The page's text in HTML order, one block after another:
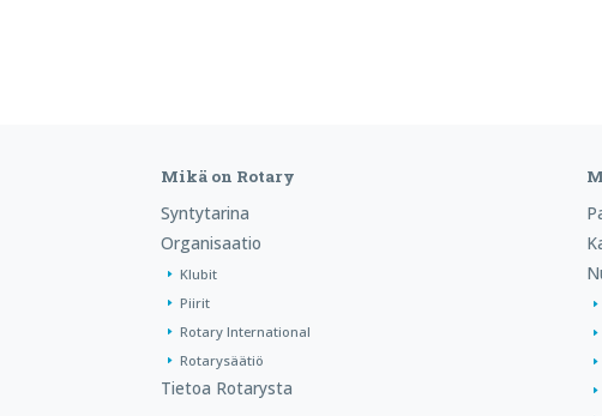
Mikä on Rotary
Syntytarina
Organisaatio
Klubit
Piirit
Rotary International
Rotarysäätiö
Tietoa Rotarysta